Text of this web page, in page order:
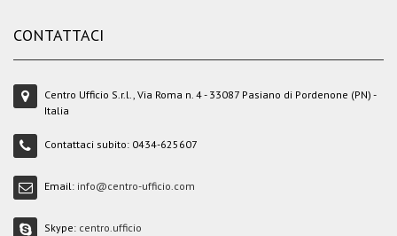
CONTATTACI
Centro Ufficio S.r.l., Via Roma n. 4 - 33087 Pasiano di Pordenone (PN) -
Italia
Contattaci subito: 0434-625607
Email: info@centro-ufficio.com
Skype: centro.ufficio